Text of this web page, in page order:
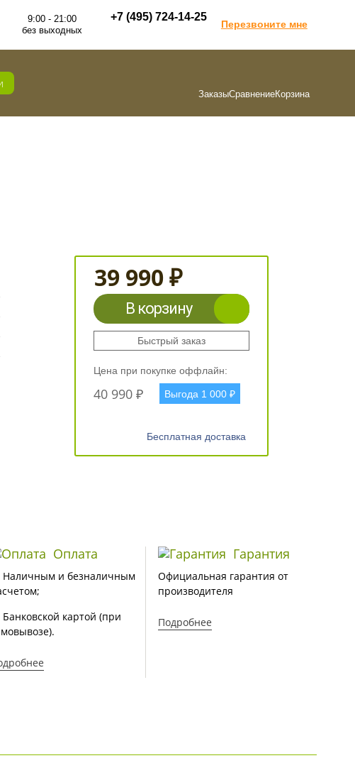
9:00 - 21:00
без выходных
+7 (495) 724-14-25
Перезвоните мне
ЗаказыСравнениеКорзина
39 990 ₽
В корзину
Быстрый заказ
Цена при покупке оффлайн:
40 990 ₽ Выгода 1 000 ₽
Бесплатная доставка
Оплата
и безналичным
картой (при
Гарантия
Официальная гарантия от
производителя
Подробнее